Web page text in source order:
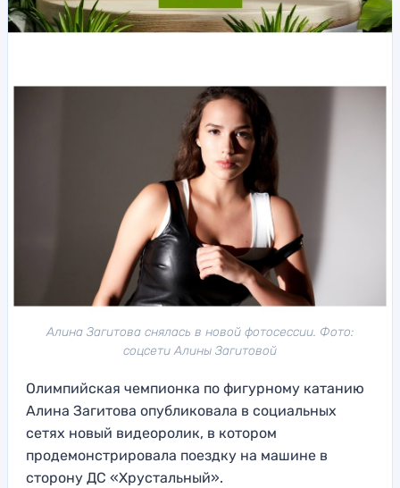
Алина Загитова снялась в новой фотосессии. Фото:
соцсети Алины Загитовой
Олимпийская чемпионка по фигурному катанию
Алина Загитова опубликовала в социальных
сетях новый видеоролик, в котором
продемонстрировала поездку на машине в
сторону ДС «Хрустальный».